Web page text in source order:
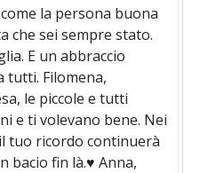
la persona buona
che sei sempre stato.
E un abbraccio
tutti. Filomena,
le piccole e tutti
e ti volevano bene. Nei
tuo ricordo continuerà
bacio fin là.♥️ Anna,